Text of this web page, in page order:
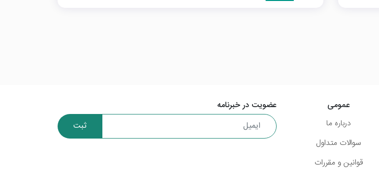
عضویت در خبرنامه
ثبت
عمومی
درباره ما
سوالات متداول
قوانین و مقررات